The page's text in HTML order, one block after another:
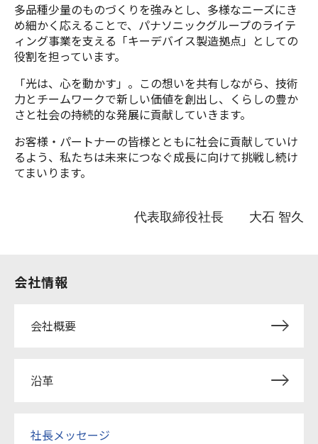
多品種少量のものづくりを強みとし、多様なニーズにき
め細かく応えることで、パナソニックグループのライテ
ィング事業を支える「キーデバイス製造拠点」としての
役割を担っています。
「光は、心を動かす」。この想いを共有しながら、技術
力とチームワークで新しい価値を創出し、くらしの豊か
さと社会の持続的な発展に貢献していきます。
お客様・パートナーの皆様とともに社会に貢献していけ
るよう、私たちは未来につなぐ成長に向けて挑戦し続け
てまいります。
代表取締役社長 大石 智久
会社情報
会社概要
沿革
社長メッセージ